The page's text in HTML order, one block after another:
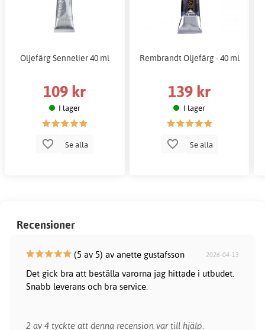
Oljefärg Sennelier 40 ml
109 kr
I lager
Se alla
Rembrandt Oljefärg - 40 ml
139 kr
I lager
Se alla
Recensioner
(5 av 5) av anette gustafsson 2026-04-13
Det gick bra att beställa varorna jag hittade i utbudet.
Snabb leverans och bra service.
2 av 4 tyckte att denna recension var till hjälp.